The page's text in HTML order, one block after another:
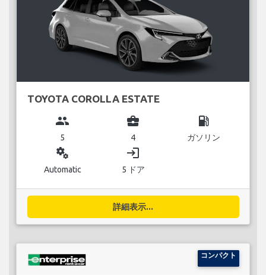
TOYOTA COROLLA ESTATE
group
5
business_center
4
local_gas_station
ガソリン
miscellaneous_services
Automatic
login
5 ドア
詳細表示...
コンパクト